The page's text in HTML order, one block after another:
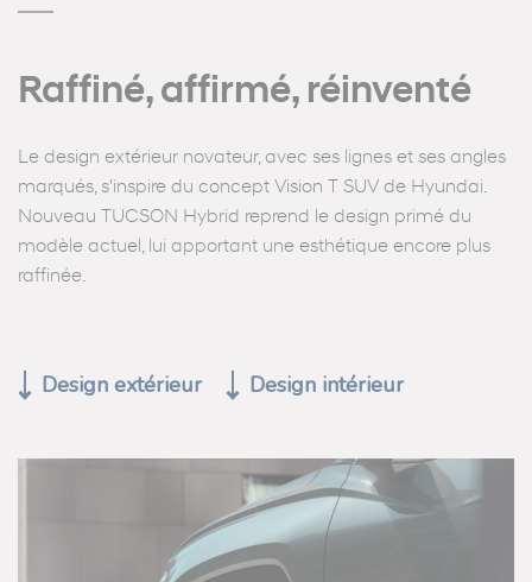
Raffiné, affirmé, réinventé
Le design extérieur novateur, avec ses lignes et ses angles
marqués, s'inspire du concept Vision T SUV de Hyundai.
Nouveau TUCSON Hybrid reprend le design primé du
modèle actuel, lui apportant une esthétique encore plus
raffinée.
Design extérieur Design intérieur